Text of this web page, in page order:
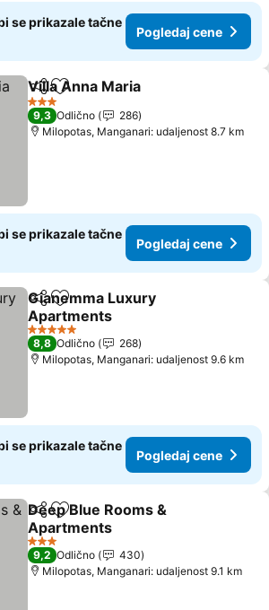
se prikazale tačne
Pogledaj cene
Deli Dodati u favorite
Villa Anna Maria
3 Zvezdice
9,3 Odlično
286
Milopotas, Manganari: udaljenost 8.7 km
se prikazale tačne
Pogledaj cene
Deli Dodati u favorite
Gianemma Luxury
Apartments
5 Zvezdice
8,8 Odlično
268
Milopotas, Manganari: udaljenost 9.6 km
se prikazale tačne
Pogledaj cene
Deli Dodati u favorite
Deep Blue Rooms &
Apartments
3 Zvezdice
9,2 Odlično
430
Milopotas, Manganari: udaljenost 9.1 km